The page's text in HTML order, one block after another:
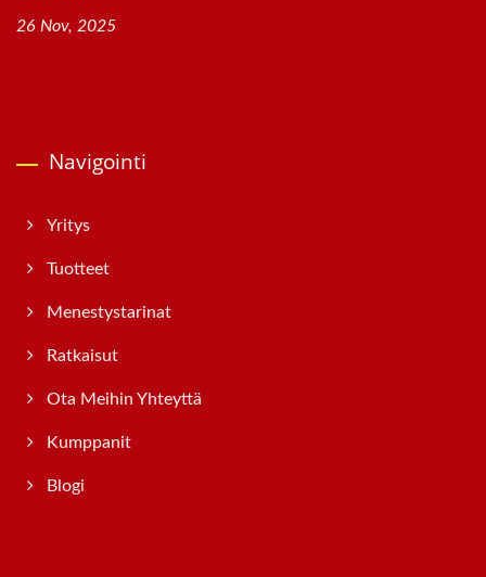
26 Nov, 2025
Navigointi
Yritys
Tuotteet
Menestystarinat
Ratkaisut
Ota Meihin Yhteyttä
Kumppanit
Blogi